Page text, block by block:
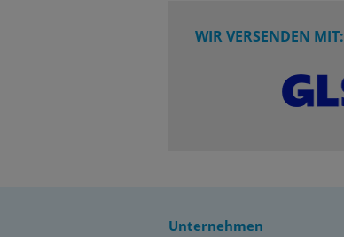
WIR VERSENDEN MIT:
Unternehmen